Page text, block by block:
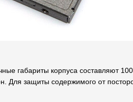
габариты корпуса составляют
Для защиты содержимого от